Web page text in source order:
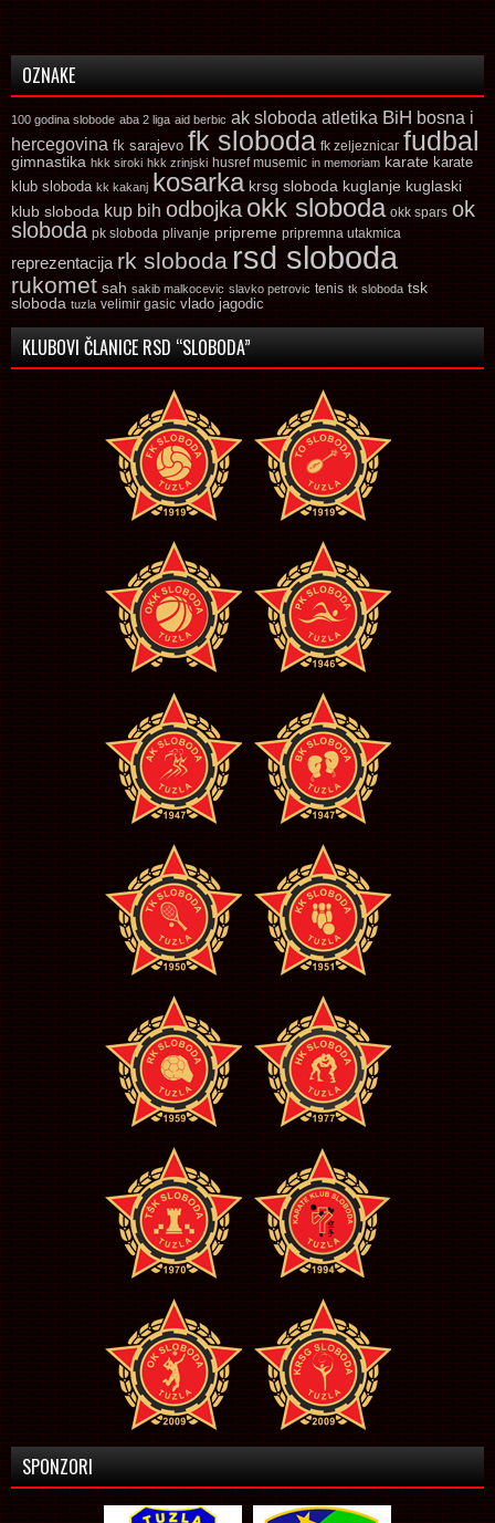
OZNAKE
100 godina slobode aba 2 liga aid berbic ak sloboda atletika BiH bosna i
hercegovina fk sarajevo fk sloboda fk zeljeznicar fudbal
gimnastika hkk siroki hkk zrinjski husref musemic in memoriam karate karate
klub sloboda kk kakanj kosarka krsg sloboda kuglanje kuglaski
klub sloboda kup bih odbojka okk sloboda okk spars ok
sloboda pk sloboda plivanje pripreme pripremna utakmica
reprezentacija rk sloboda rsd sloboda
rukomet sah sakib malkocevic slavko petrovic tenis tk sloboda tsk
sloboda tuzla velimir gasic vlado jagodic
KLUBOVI ČLANICE RSD “SLOBODA”
SPONZORI